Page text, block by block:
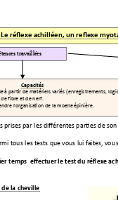
prises par les différentes parties d e son
tous les tests que vous lui faites, vou
temps  effectuer le test du réflexe
la cheville
réflexe achilléen, un reflexe
ences travaillées
Capacités
à partir de matériel s variés (enregistrements,
de fibre et de nerf.
l'organisation de la moelle épinière.